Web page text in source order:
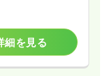
細を見る